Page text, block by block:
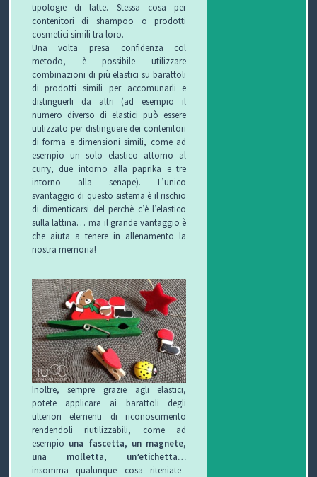
tipologie di latte. Stessa cosa per
contenitori di shampoo o prodotti
cosmetici simili tra loro.
Una volta presa confidenza col
metodo, è possibile utilizzare
combinazioni di più elastici su barattoli
di prodotti simili per accomunarli e
distinguerli da altri (ad esempio il
numero diverso di elastici può essere
utilizzato per distinguere dei contenitori
di forma e dimensioni simili, come ad
esempio un solo elastico attorno al
curry, due intorno alla paprika e tre
intorno alla senape). L’unico
svantaggio di questo sistema è il rischio
di dimenticarsi del perchè c’è l’elastico
sulla lattina… ma il grande vantaggio è
che aiuta a tenere in allenamento la
nostra memoria!
Inoltre, sempre grazie agli elastici,
potete applicare ai barattoli degli
ulteriori elementi di riconoscimento
rendendoli riutilizzabili, come ad
esempio una fascetta, un magnete,
una molletta, un’etichetta…
insomma qualunque cosa riteniate